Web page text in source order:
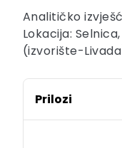
Analitičko
Lokacija:
(izvorište-
Prilozi